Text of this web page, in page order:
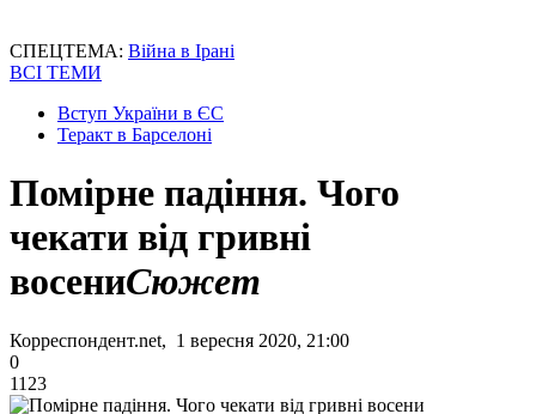
СПЕЦТЕМА: Війна в Ірані
ВСІ ТЕМИ
Вступ України в ЄС
Теракт в Барселоні
Помірне падіння. Чого
чекати від гривні
восениСюжет
Корреспондент.net, 1 вересня 2020, 21:00
0
1123